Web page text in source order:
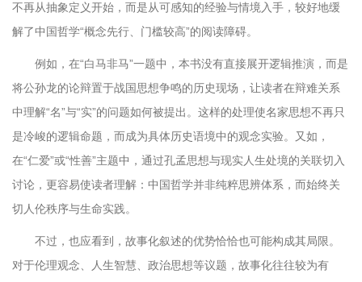
不再从抽象定义开始，而是从可感知的经验与情境入手，较好地缓
解了中国哲学“概念先行、门槛较高”的阅读障碍。
例如，在“白马非马”一题中，本书没有直接展开逻辑推演，而是
将公孙龙的论辩置于战国思想争鸣的历史现场，让读者在辩难关系
中理解“名”与“实”的问题如何被提出。这样的处理使名家思想不再只
是冷峻的逻辑命题，而成为具体历史语境中的观念实验。又如，
在“仁爱”或“性善”主题中，通过孔孟思想与现实人生处境的关联切入
讨论，更容易使读者理解：中国哲学并非纯粹思辨体系，而始终关
切人伦秩序与生命实践。
不过，也应看到，故事化叙述的优势恰恰也可能构成其局限。
对于伦理观念、人生智慧、政治思想等议题，故事化往往较为有